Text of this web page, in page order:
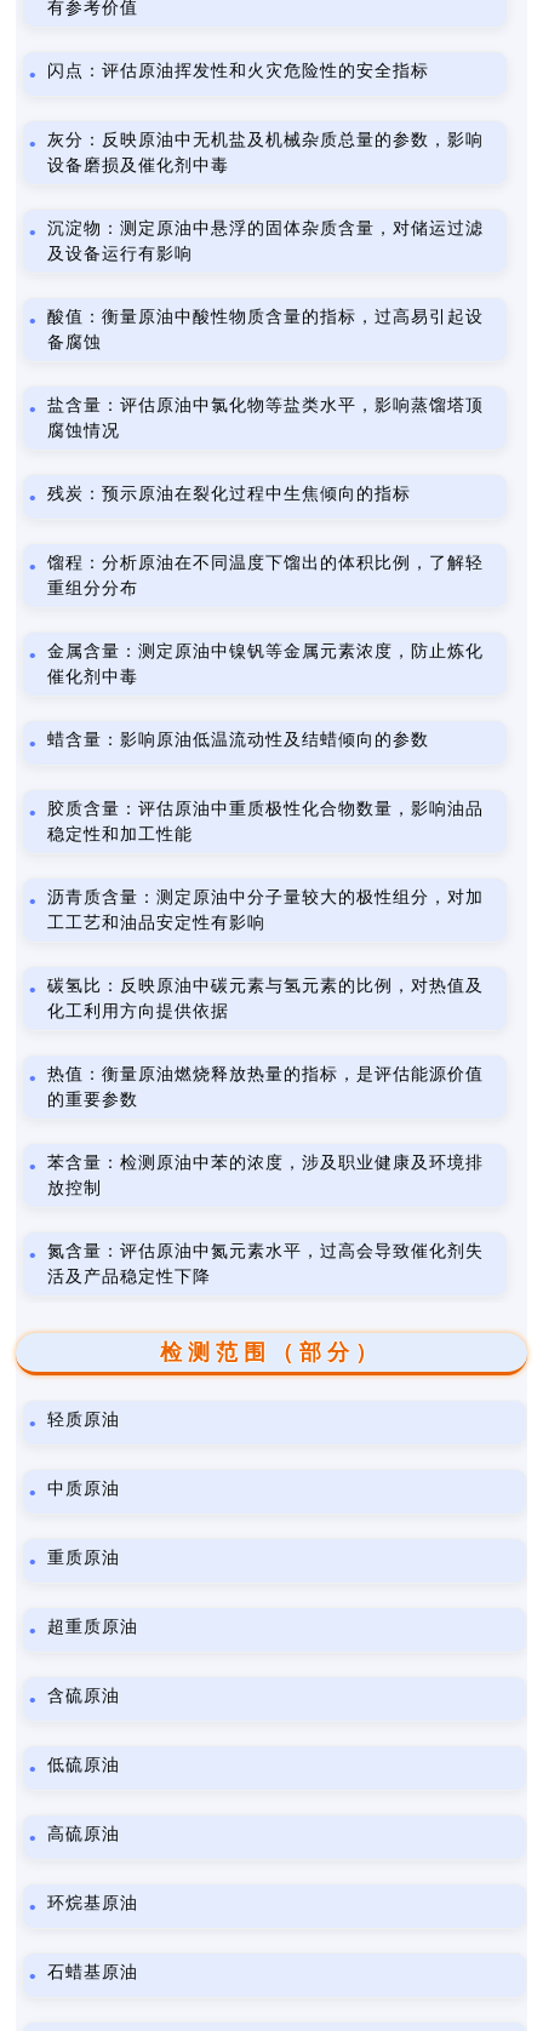
有参考价值
闪点：评估原油挥发性和火灾危险性的安全指标
灰分：反映原油中无机盐及机械杂质总量的参数，影响
设备磨损及催化剂中毒
沉淀物：测定原油中悬浮的固体杂质含量，对储运过滤
及设备运行有影响
酸值：衡量原油中酸性物质含量的指标，过高易引起设
备腐蚀
盐含量：评估原油中氯化物等盐类水平，影响蒸馏塔顶
腐蚀情况
残炭：预示原油在裂化过程中生焦倾向的指标
馏程：分析原油在不同温度下馏出的体积比例，了解轻
重组分分布
金属含量：测定原油中镍钒等金属元素浓度，防止炼化
催化剂中毒
蜡含量：影响原油低温流动性及结蜡倾向的参数
胶质含量：评估原油中重质极性化合物数量，影响油品
稳定性和加工性能
沥青质含量：测定原油中分子量较大的极性组分，对加
工工艺和油品安定性有影响
碳氢比：反映原油中碳元素与氢元素的比例，对热值及
化工利用方向提供依据
热值：衡量原油燃烧释放热量的指标，是评估能源价值
的重要参数
苯含量：检测原油中苯的浓度，涉及职业健康及环境排
放控制
氮含量：评估原油中氮元素水平，过高会导致催化剂失
活及产品稳定性下降
检测范围（部分）
轻质原油
中质原油
重质原油
超重质原油
含硫原油
低硫原油
高硫原油
环烷基原油
石蜡基原油